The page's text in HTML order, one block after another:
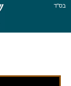
בס''ד